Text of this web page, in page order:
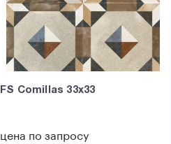
FS Comillas 33x33
цена по запросу